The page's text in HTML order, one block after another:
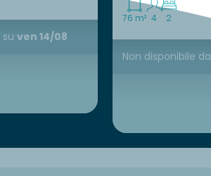
su ven 14/08
76 m² 4 2
Non disponibile da